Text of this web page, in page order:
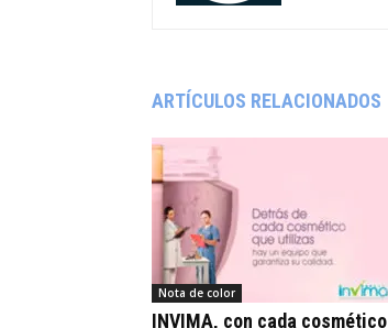
ARTÍCULOS RELACIONADOS
Nota de color
INVIMA, con cada cosmético